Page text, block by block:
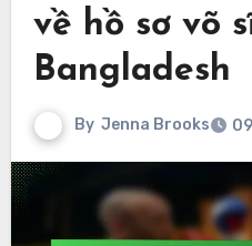
về hồ sơ võ
Bangladesh
By Jenna Brooks